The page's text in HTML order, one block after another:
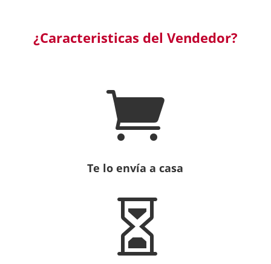
¿Caracteristicas del Vendedor?

Te lo envía a casa
